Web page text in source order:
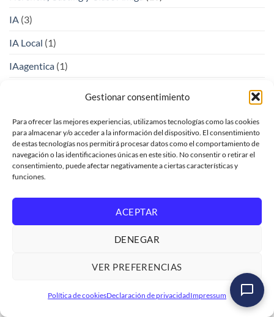
Gestionar consentimiento
Para ofrecer las mejores experiencias, utilizamos tecnologías como las cookies
para almacenar y/o acceder a la información del dispositivo. El consentimiento
de estas tecnologías nos permitirá procesar datos como el comportamiento de
navegación o las identificaciones únicas en este sitio. No consentir o retirar el
consentimiento, puede afectar negativamente a ciertas características y
funciones.
ACEPTAR
DENEGAR
VER PREFERENCIAS
Política de cookiesDeclaración de privacidadImpressum
IA (3)
IA Local (1)
IAagentica (1)
IASoberana(1)
iFlow(1)
Innovación Empresarial con SAP
Insertar registros en base de datos(5)
IntegracionDeDatos(1)